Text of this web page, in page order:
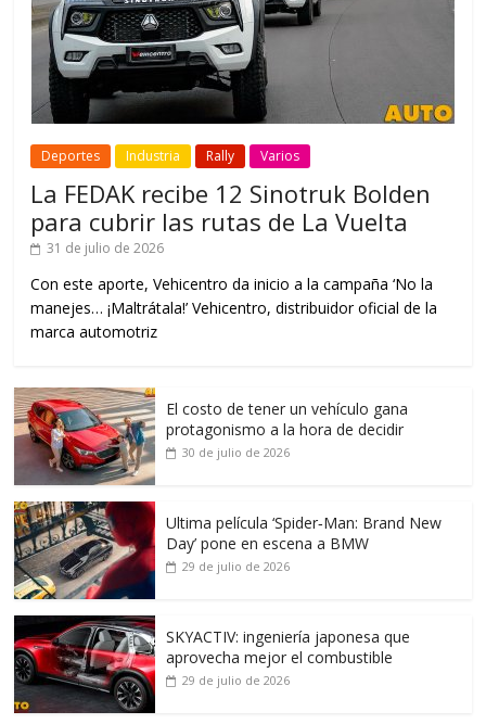
Deportes Industria Rally Varios
La FEDAK recibe 12 Sinotruk Bolden
para cubrir las rutas de La Vuelta
31 de julio de 2026
Con este aporte, Vehicentro da inicio a la campaña ‘No la
manejes… ¡Maltrátala!’ Vehicentro, distribuidor oficial de la
marca automotriz
El costo de tener un vehículo gana
protagonismo a la hora de decidir
30 de julio de 2026
Ultima película ‘Spider‑Man: Brand New
Day’ pone en escena a BMW
29 de julio de 2026
SKYACTIV: ingeniería japonesa que
aprovecha mejor el combustible
29 de julio de 2026